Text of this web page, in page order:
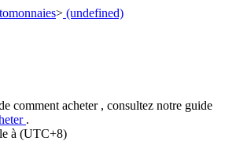
> (undefined)
comment acheter , consultez notre guide
.
à (UTC+8)